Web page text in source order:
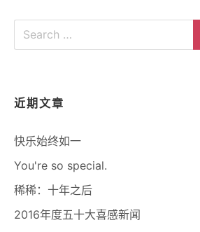
Search
近期文章
快乐始终如一
You're so special.
稀稀：十年之后
2016年度五十大喜感新闻